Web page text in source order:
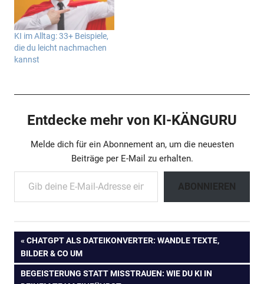
KI im Alltag: 33+ Beispiele,
die du leicht nachmachen
kannst
Entdecke mehr von KI-KÄNGURU
Melde dich für ein Abonnement an, um die neuesten
Beiträge per E-Mail zu erhalten.
Gib deine E-Mail-Adresse ein ...
ABONNIEREN
Beitragsnavigation
VORHERIGER
BEITRAG:
CHATGPT ALS DATEIKONVERTER: WANDLE TEXTE,
BILDER & CO UM
NÄCHSTER
BEGEISTERUNG STATT MISSTRAUEN: WIE DU KI IN